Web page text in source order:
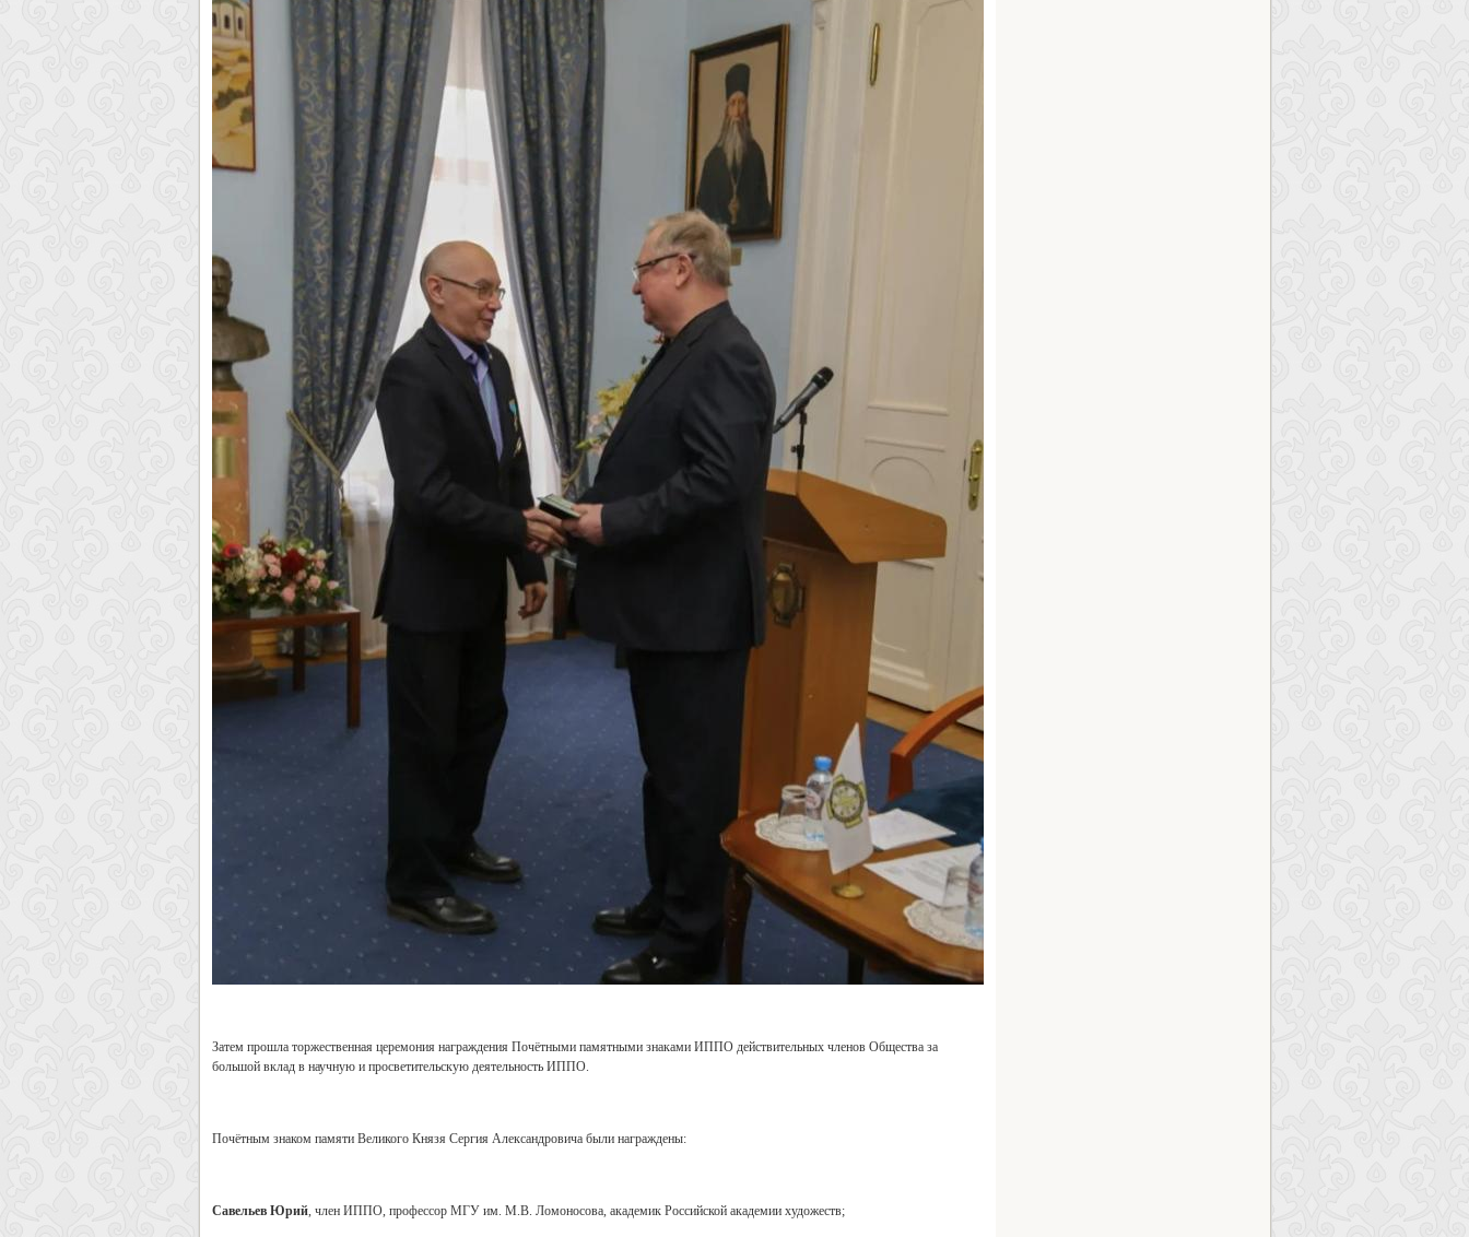
Затем прошла торжественная церемония награждения Почётными памятными знаками ИППО действительных членов Общества за
большой вклад в научную и просветительскую деятельность ИППО.
Почётным знаком памяти Великого Князя Сергия Александровича были награждены:
Савельев Юрий, член ИППО, профессор МГУ им. М.В. Ломоносова, академик Российской академии художеств;